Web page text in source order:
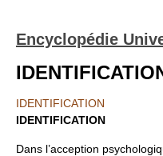
Encyclopédie
IDENTIFICATION
IDENTIFICATION
Dans l’acception